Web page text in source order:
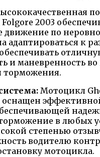
2003
по
адаптироваться к
и маневренность
торможения.
Мотоцикл
оснащен
в любых
степенью
водителю
мотоцикла.